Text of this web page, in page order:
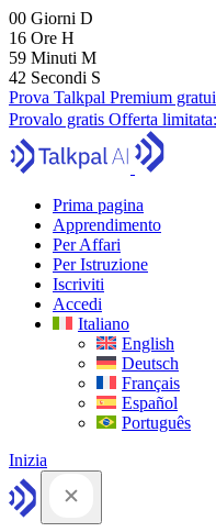
00 Giorni D
16 Ore H
59 Minuti M
41 Secondi S
Prova Talkpal Premium
Provalo gratis Offerta limitata:
Prima pagina
Apprendimento
Per Affari
Per Istruzione
Iscriviti
Accedi
Italiano
English
Deutsch
Français
Español
Português
Inizia